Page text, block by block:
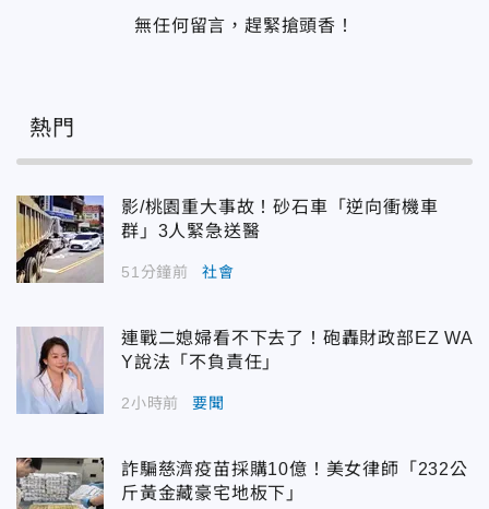
無任何留言，趕緊搶頭香！
熱門
影/桃園重大事故！砂石車「逆向衝機車
群」3人緊急送醫
51分鐘前 社會
連戰二媳婦看不下去了！砲轟財政部EZ WA
Y說法「不負責任」
2小時前 要聞
詐騙慈濟疫苗採購10億！美女律師「232公
斤黃金藏豪宅地板下」